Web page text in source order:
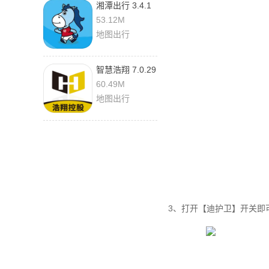
湘潭出行 3.4.1
最新版
53.12M
地图出行
智慧浩翔 7.0.29
手机版
60.49M
地图出行
3、打开【迪护卫】开关即